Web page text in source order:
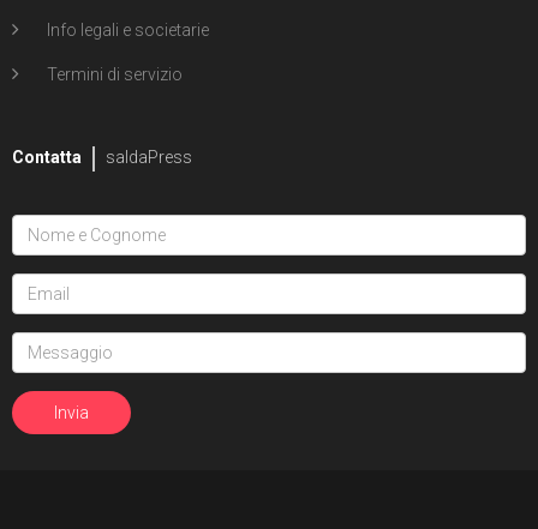
Info legali e societarie
Termini di servizio
Contatta saldaPress